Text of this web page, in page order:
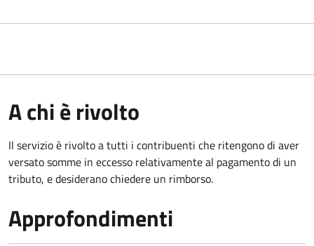
A chi è rivolto
Il servizio è rivolto a tutti i contribuenti che ritengono di aver
versato somme in eccesso relativamente al pagamento di un
tributo, e desiderano chiedere un rimborso.
Approfondimenti